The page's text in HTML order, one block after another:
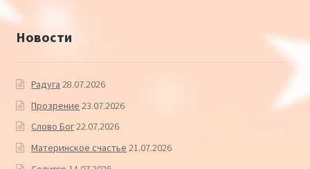
Новости
Радуга 28.07.2026
Прозрение 23.07.2026
Слово Бог22.07.2026
Материнское счастье 21.07.2026